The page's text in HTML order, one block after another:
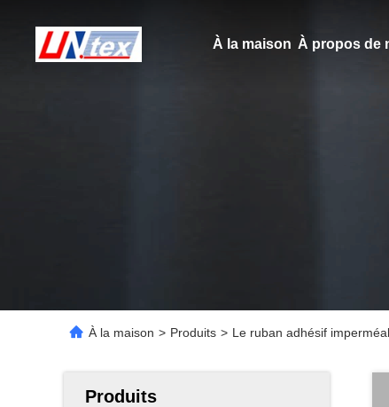
À la maison À propos de
À la maison > Produits > Le ruban adhésif
Produits